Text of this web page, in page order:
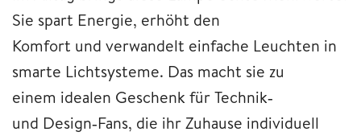
Sie spart Energie, erhöht den
Komfort und verwandelt einfache Leuchten in
smarte Lichtsysteme. Das macht sie zu
einem idealen Geschenk für Technik‑
und Design‑Fans, die ihr Zuhause individuell